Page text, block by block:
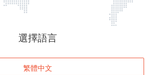
頁面無法顯示
登入
選擇語言
繁體中文